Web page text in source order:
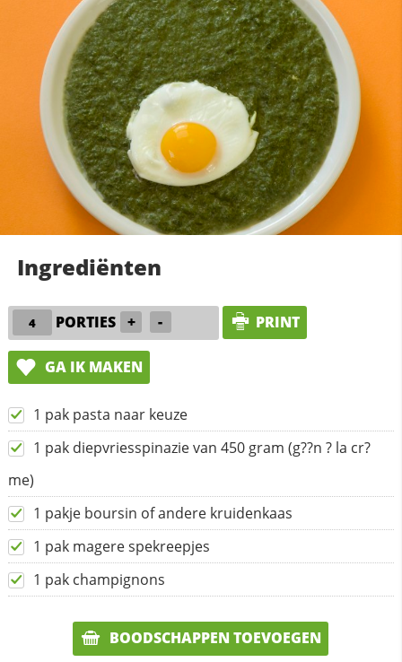
Ingrediënten
PORTIES + - PRINT
GA IK MAKEN
1 pak pasta naar keuze
1 pak diepvriesspinazie van 450 gram (g??n ? la cr?
me)
1 pakje boursin of andere kruidenkaas
1 pak magere spekreepjes
1 pak champignons
BOODSCHAPPEN TOEVOEGEN